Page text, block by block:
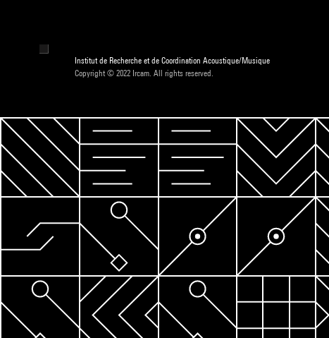
Institut de Recherche et de Coordination Acoustique/Musique
Copyright © 2022 Ircam. All rights reserved.